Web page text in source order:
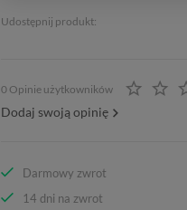
Udostępnij produkt:
0 Opinie użytkowników
Dodaj swoją opinię
Darmowy zwrot
14 dni na zwrot